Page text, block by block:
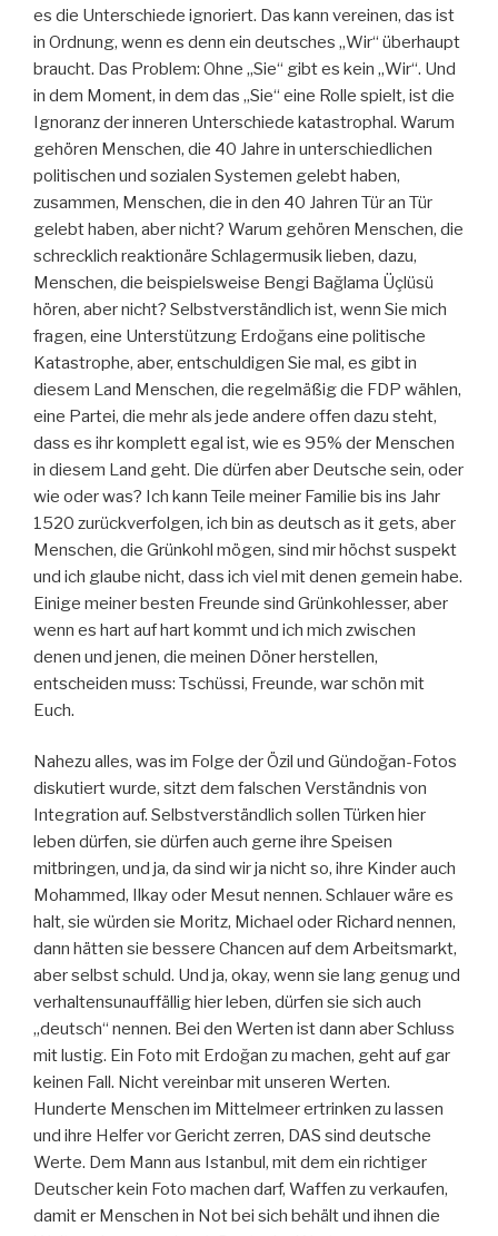
es die Unterschiede ignoriert. Das kann vereinen, das ist
in Ordnung, wenn es denn ein deutsches „Wir“ überhaupt
braucht. Das Problem: Ohne „Sie“ gibt es kein „Wir“. Und
in dem Moment, in dem das „Sie“ eine Rolle spielt, ist die
Ignoranz der inneren Unterschiede katastrophal. Warum
gehören Menschen, die 40 Jahre in unterschiedlichen
politischen und sozialen Systemen gelebt haben,
zusammen, Menschen, die in den 40 Jahren Tür an Tür
gelebt haben, aber nicht? Warum gehören Menschen, die
schrecklich reaktionäre Schlagermusik lieben, dazu,
Menschen, die beispielsweise Bengi Bağlama Üçlüsü
hören, aber nicht? Selbstverständlich ist, wenn Sie mich
fragen, eine Unterstützung Erdoğans eine politische
Katastrophe, aber, entschuldigen Sie mal, es gibt in
diesem Land Menschen, die regelmäßig die FDP wählen,
eine Partei, die mehr als jede andere offen dazu steht,
dass es ihr komplett egal ist, wie es 95% der Menschen
in diesem Land geht. Die dürfen aber Deutsche sein, oder
wie oder was? Ich kann Teile meiner Familie bis ins Jahr
1520 zurückverfolgen, ich bin as deutsch as it gets, aber
Menschen, die Grünkohl mögen, sind mir höchst suspekt
und ich glaube nicht, dass ich viel mit denen gemein habe.
Einige meiner besten Freunde sind Grünkohlesser, aber
wenn es hart auf hart kommt und ich mich zwischen
denen und jenen, die meinen Döner herstellen,
entscheiden muss: Tschüssi, Freunde, war schön mit
Euch.
Nahezu alles, was im Folge der Özil und Gündoğan-Fotos
diskutiert wurde, sitzt dem falschen Verständnis von
Integration auf. Selbstverständlich sollen Türken hier
leben dürfen, sie dürfen auch gerne ihre Speisen
mitbringen, und ja, da sind wir ja nicht so, ihre Kinder auch
Mohammed, Ilkay oder Mesut nennen. Schlauer wäre es
halt, sie würden sie Moritz, Michael oder Richard nennen,
dann hätten sie bessere Chancen auf dem Arbeitsmarkt,
aber selbst schuld. Und ja, okay, wenn sie lang genug und
verhaltensunauffällig hier leben, dürfen sie sich auch
„deutsch“ nennen. Bei den Werten ist dann aber Schluss
mit lustig. Ein Foto mit Erdoğan zu machen, geht auf gar
keinen Fall. Nicht vereinbar mit unseren Werten.
Hunderte Menschen im Mittelmeer ertrinken zu lassen
und ihre Helfer vor Gericht zerren, DAS sind deutsche
Werte. Dem Mann aus Istanbul, mit dem ein richtiger
Deutscher kein Foto machen darf, Waffen zu verkaufen,
damit er Menschen in Not bei sich behält und ihnen die